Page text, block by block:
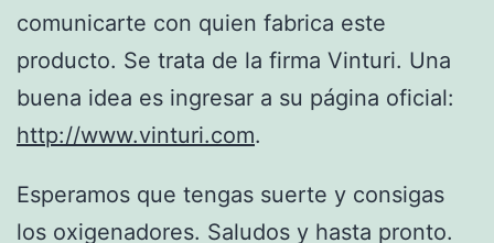
comunicarte con quien fabrica este
producto. Se trata de la firma Vinturi. Una
buena idea es ingresar a su página oficial:
http://www.vinturi.com.
Esperamos que tengas suerte y consigas
los oxigenadores. Saludos y hasta pronto.